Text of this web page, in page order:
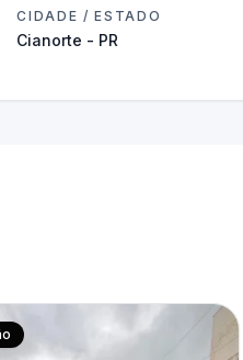
CIDADE / ESTADO
Cianorte - PR